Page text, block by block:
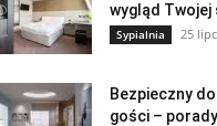
wygląd Twojej
Sypialnia 25
Bezpieczny
gości –